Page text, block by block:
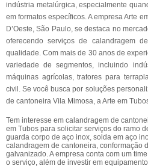
indústria metalúrgica, especialmente
em formatos específicos. A empresa Arte
D’Oeste, São Paulo, se destaca no
oferecendo serviços de calandragem
qualidade. Com mais de 30 anos de
variedade de segmentos, incluindo
máquinas agrícolas, tratores para
civil. Se você busca por soluções
de cantoneira Vila Mimosa, a Arte em
Tem interesse em calandragem de
em Tubos para solicitar serviços do ramo
guarda corpo de aço inox, solda em aço
calandragem de cantoneira, conformação
galvanizado. A empresa conta com um
o serviço, além de investir em